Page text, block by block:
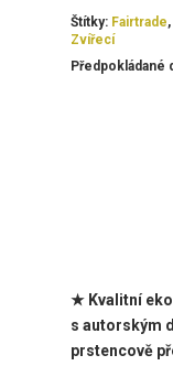
Štítky: Fairtrade,
Zvířecí
Předpokládané
★ Kvalitní
s autorským
prstencově